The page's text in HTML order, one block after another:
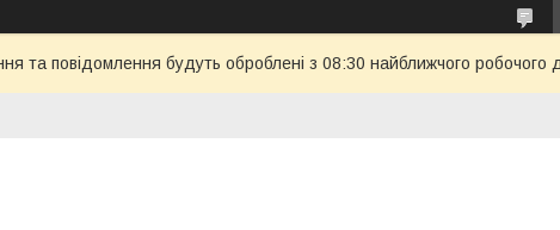
та повідомлення будуть оброблені з 08:30 найближчого робочого